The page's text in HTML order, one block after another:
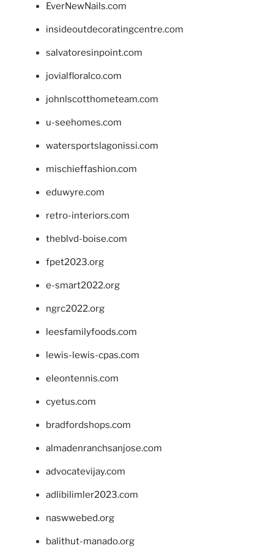
EverNewNails.com
insideoutdecoratingcentre.com
salvatoresinpoint.com
jovialfloralco.com
johnlscotthometeam.com
u-seehomes.com
watersportslagonissi.com
mischieffashion.com
eduwyre.com
retro-interiors.com
theblvd-boise.com
fpet2023.org
e-smart2022.org
ngrc2022.org
leesfamilyfoods.com
lewis-lewis-cpas.com
eleontennis.com
cyetus.com
bradfordshops.com
almadenranchsanjose.com
advocatevijay.com
adlibilimler2023.com
naswwebed.org
balithut-manado.org